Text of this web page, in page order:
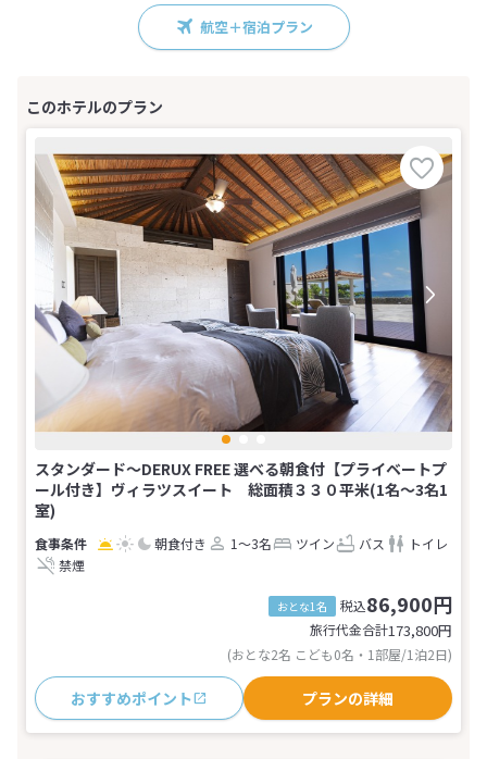
航空＋宿泊プラン
スタンダード～DERUX FREE 選べる朝食付【プライベートプ
ール付き】ヴィラツスイート 総面積３３０平米(1名～3名1
室)
朝食付き 1～3名 ツイン バス
トイレ
禁煙
おとな1名 税込86,900円
旅行代金合計173,800円
(おとな2名 こども0名・1部屋/1泊2日)
おすすめポイント プランの詳細